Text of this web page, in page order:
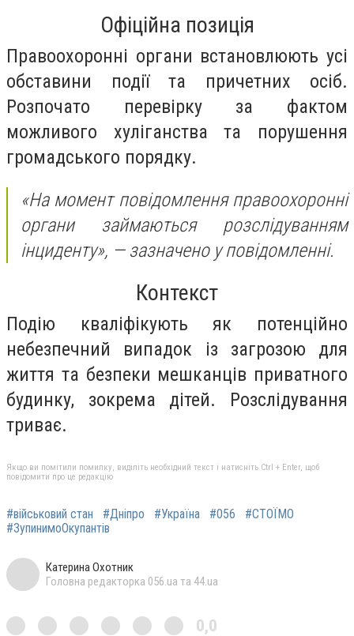
Офіційна позиція
Правоохоронні органи встановлюють усі
обставини події та причетних осіб.
Розпочато перевірку за фактом
можливого хуліганства та порушення
громадського порядку.
«На момент повідомлення правоохоронні
органи займаються розслідуванням
інциденту», — зазначено у повідомленні.
Контекст
Подію кваліфікують як потенційно
небезпечний випадок із загрозою для
життя та безпеки мешканців приватного
будинку, зокрема дітей. Розслідування
триває.
Якщо ви помітили помилку, виділіть необхідний текст і натисніть Ctrl + Enter, щоб
повідомити про це редакцію
#військовий стан #Дніпро #Україна #056
#СТОЇМО
#ЗупинимоОкупантів
Катерина Охотник
Головна редакторка 056.ua та 44.ua
0,0